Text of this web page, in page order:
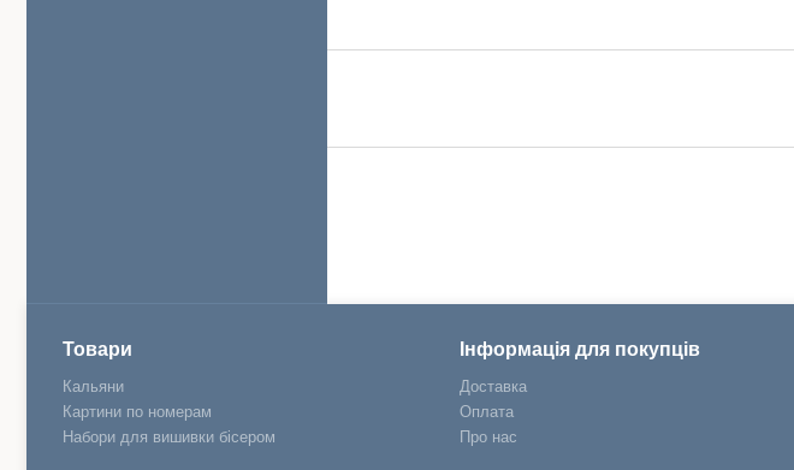
Товари
Кальяни
Картини по номерам
Набори для вишивки бісером
Інформація для покупців
Доставка
Оплата
Про нас